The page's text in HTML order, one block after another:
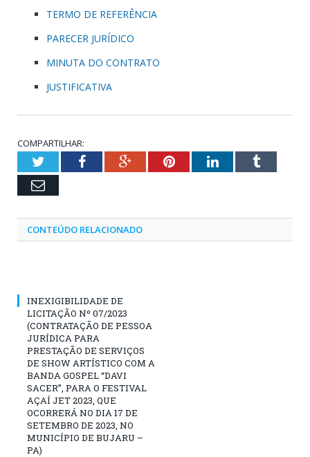
TERMO DE REFERÊNCIA
PARECER JURÍDICO
MINUTA DO CONTRATO
JUSTIFICATIVA
COMPARTILHAR:
TwitterFacebookGoogle+PinterestLinkedInTumblr
Email
CONTEÚDO RELACIONADO
INEXIGIBILIDADE DE
LICITAÇÃO Nº 07/2023
(CONTRATAÇÃO DE PESSOA
JURÍDICA PARA
PRESTAÇÃO DE SERVIÇOS
DE SHOW ARTÍSTICO COM A
BANDA GOSPEL “DAVI
SACER”, PARA O FESTIVAL
AÇAÍ JET 2023, QUE
OCORRERÁ NO DIA 17 DE
SETEMBRO DE 2023, NO
MUNICÍPIO DE BUJARU –
PA)